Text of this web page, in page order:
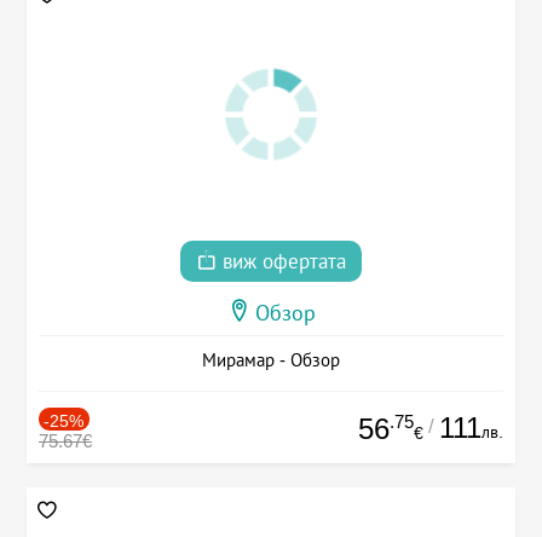
виж офертата
Обзор
Мирамар - Обзор
-25%
75.67€ 56.75
€ / 111лв.